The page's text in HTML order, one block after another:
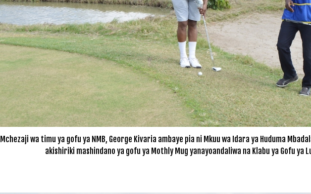
Mchezaji wa timu ya gofu ya NMB, George Kivaria ambaye pia ni Mkuu wa Idara ya Huduma
akishiriki mashindano ya gofu ya Mothly Mug yanayoandaliwa na Klabu ya Gofu ya